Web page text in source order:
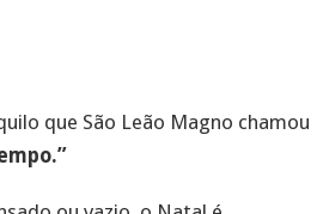
que São Leão Magno chamou